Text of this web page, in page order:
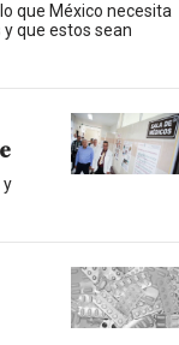
que México necesita
que estos sean
y